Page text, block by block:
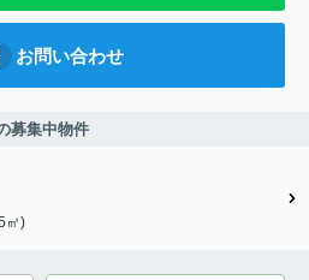
お問い合わせ
募集中物件
㎡)